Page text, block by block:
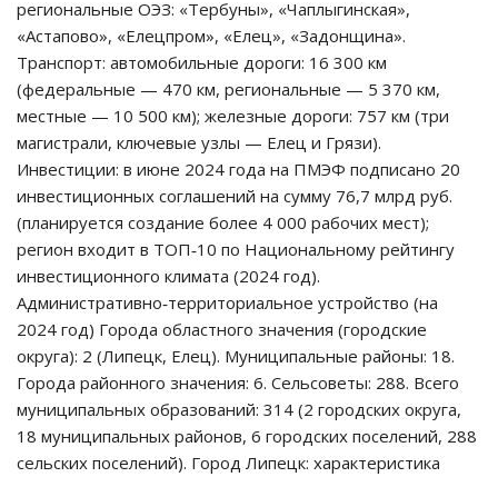
региональные ОЭЗ: «Тербуны», «Чаплыгинская»,
«Астапово», «Елецпром», «Елец», «Задонщина».
Транспорт: автомобильные дороги: 16 300 км
(федеральные — 470 км, региональные — 5 370 км,
местные — 10 500 км); железные дороги: 757 км (три
магистрали, ключевые узлы — Елец и Грязи).
Инвестиции: в июне 2024 года на ПМЭФ подписано 20
инвестиционных соглашений на сумму 76,7 млрд руб.
(планируется создание более 4 000 рабочих мест);
регион входит в ТОП‑10 по Национальному рейтингу
инвестиционного климата (2024 год).
Административно‑территориальное устройство (на
2024 год) Города областного значения (городские
округа): 2 (Липецк, Елец). Муниципальные районы: 18.
Города районного значения: 6. Сельсоветы: 288. Всего
муниципальных образований: 314 (2 городских округа,
18 муниципальных районов, 6 городских поселений, 288
сельских поселений). Город Липецк: характеристика